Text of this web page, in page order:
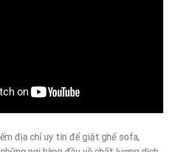
địa chỉ uy tín để giặt ghế sofa,